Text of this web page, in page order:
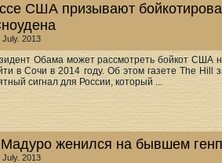
США призывают
July. 2013
Обама может рассмотреть бойкот США
в Сочи в 2014 году. Об этом газете The
сигнал для России, который ...
женился на бывшем
July. 2013